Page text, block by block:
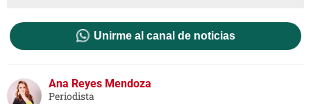
Unirme al canal de noticias
Ana Reyes Mendoza
Periodista